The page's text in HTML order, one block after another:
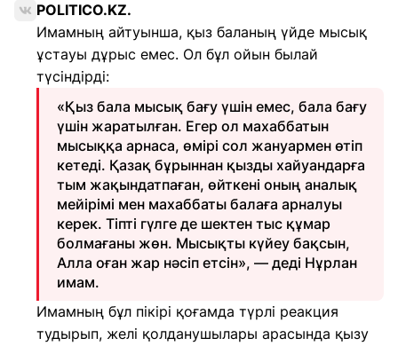
POLITICO.KZ.
Имамның айтуынша, қыз баланың үйде мысық
ұстауы дұрыс емес. Ол бұл ойын былай
түсіндірді:
«Қыз бала мысық бағу үшін емес, бала бағу
үшін жаратылған. Егер ол махаббатын
мысыққа арнаса, өмірі сол жануармен өтіп
кетеді. Қазақ бұрыннан қызды хайуандарға
тым жақындатпаған, өйткені оның аналық
мейірімі мен махаббаты балаға арналуы
керек. Тіпті гүлге де шектен тыс құмар
болмағаны жөн. Мысықты күйеу бақсын,
Алла оған жар нәсіп етсін», — деді Нұрлан
имам.
Имамның бұл пікірі қоғамда түрлі реакция
тудырып, желі қолданушылары арасында қызу